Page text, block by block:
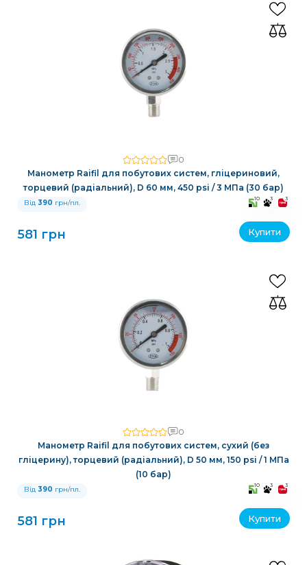
0
Манометр Raifil для побутових систем, гліцериновий,
торцевий (радіальний), D 60 мм, 450 psi / 3 МПа (30 бар)
Від 390 грн/пл. 10 3 3
581 грн Купити
0
Манометр Raifil для побутових систем, сухий (без
гліцерину), торцевий (радіальний), D 50 мм, 150 psi / 1 МПа
(10 бар)
Від 390 грн/пл. 10 3 3
581 грн Купити